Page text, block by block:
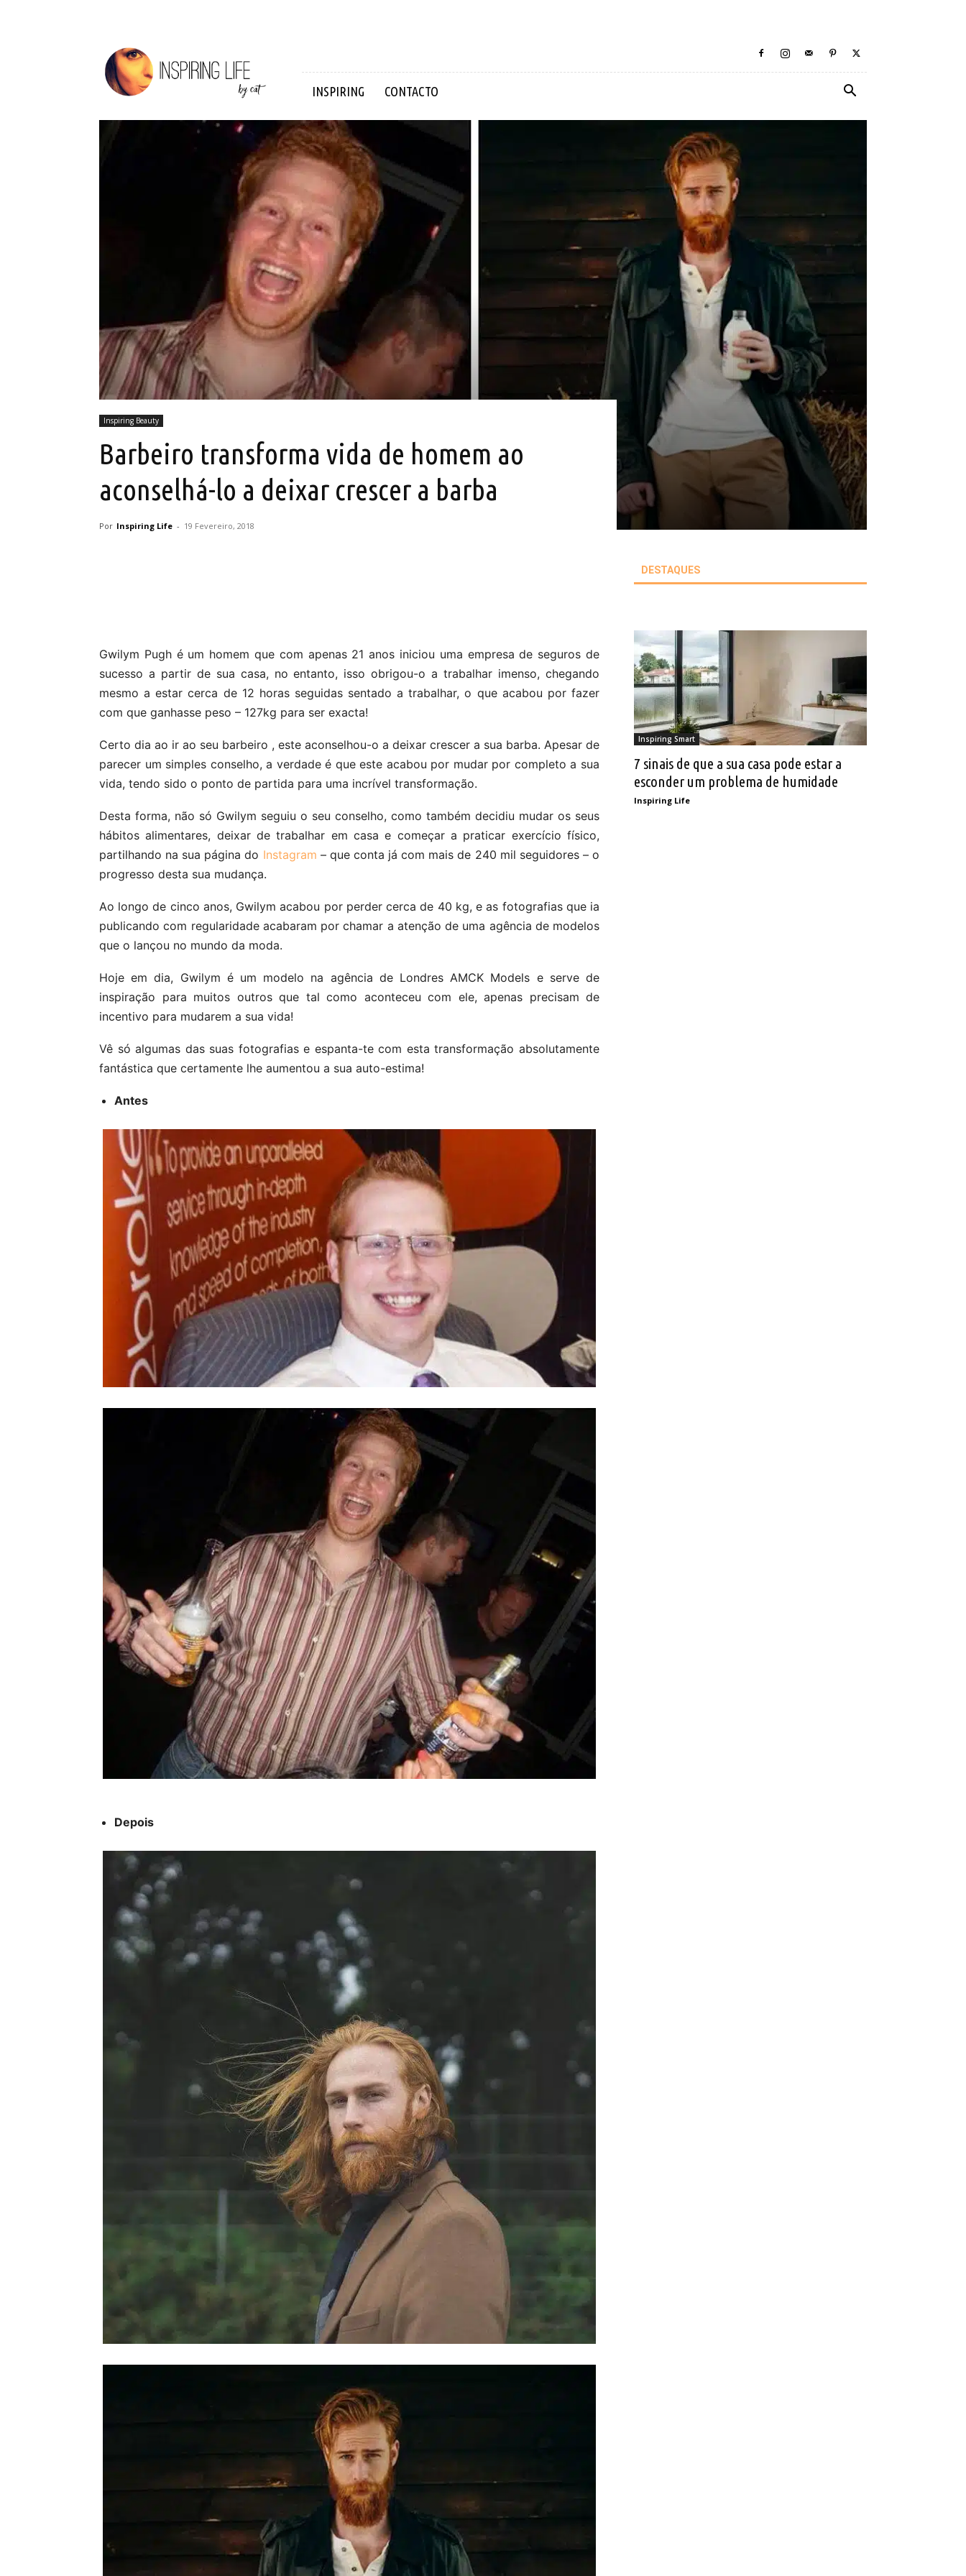
Inspiring
Life
INSPIRING CONTACTO
Inspiring Beauty
Barbeiro transforma vida de homem ao
aconselhá-lo a deixar crescer a barba
Por Inspiring Life - 19 Fevereiro, 2018
Gwilym Pugh é um homem que com apenas 21 anos iniciou uma empresa de seguros de
sucesso a partir de sua casa, no entanto, isso obrigou-o a trabalhar imenso, chegando
mesmo a estar cerca de 12 horas seguidas sentado a trabalhar, o que acabou por fazer
com que ganhasse peso – 127kg para ser exacta!
Certo dia ao ir ao seu barbeiro , este aconselhou-o a deixar crescer a sua barba. Apesar de
parecer um simples conselho, a verdade é que este acabou por mudar por completo a sua
vida, tendo sido o ponto de partida para uma incrível transformação.
Desta forma, não só Gwilym seguiu o seu conselho, como também decidiu mudar os seus
hábitos alimentares, deixar de trabalhar em casa e começar a praticar exercício físico,
partilhando na sua página do Instagram – que conta já com mais de 240 mil seguidores – o
progresso desta sua mudança.
Ao longo de cinco anos, Gwilym acabou por perder cerca de 40 kg, e as fotografias que ia
publicando com regularidade acabaram por chamar a atenção de uma agência de modelos
que o lançou no mundo da moda.
Hoje em dia, Gwilym é um modelo na agência de Londres AMCK Models e serve de
inspiração para muitos outros que tal como aconteceu com ele, apenas precisam de
incentivo para mudarem a sua vida!
Vê só algumas das suas fotografias e espanta-te com esta transformação absolutamente
fantástica que certamente lhe aumentou a sua auto-estima!
Antes
Depois
DESTAQUES
Inspiring Smart
7 sinais de que a sua casa pode estar a
esconder um problema de humidade
Inspiring Life